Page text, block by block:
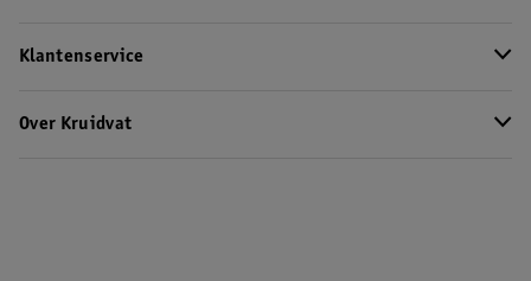
Klantenservice
Over Kruidvat